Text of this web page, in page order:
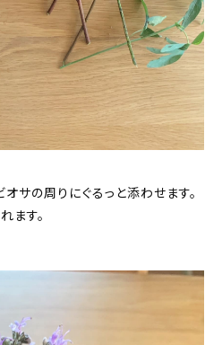
サの周りにぐるっと添わせます。
ます。